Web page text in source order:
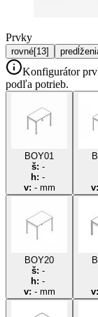
Prvky
rovné[13]
Konfigurátor
podľa potrieb.
BOY01
š: -
h: -
v: -mm
v:
BOY20
š: -
h: -
v: -mm
v: